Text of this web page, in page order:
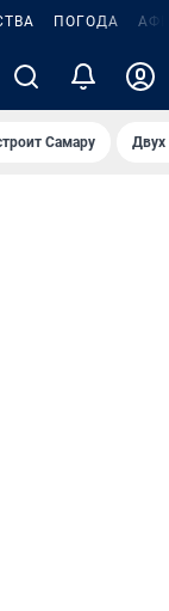
ПОГОДА
Самару Двух